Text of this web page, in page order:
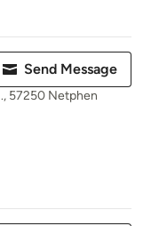
Send Message
., 57250 Netphen